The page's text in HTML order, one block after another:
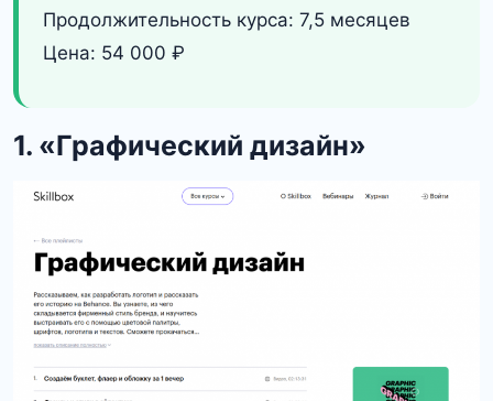
Продолжительность курса: 7,5 месяцев
Цена: 54 000 ₽
1. «Графический дизайн»